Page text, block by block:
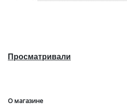
Просматривали
О магазине